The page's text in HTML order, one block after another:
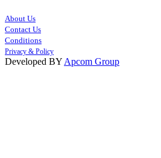
About Us
Contact Us
Conditions
Privacy & Policy
Developed BY Apcom Group